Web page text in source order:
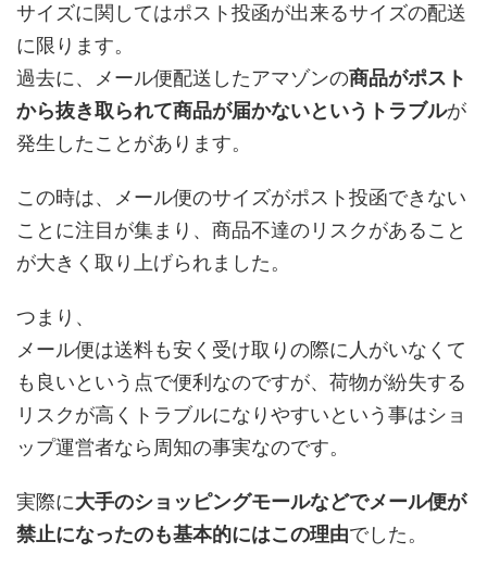
サイズに関してはポスト投函が出来るサイズの配送
に限ります。
過去に、メール便配送したアマゾンの商品がポスト
から抜き取られて商品が届かないというトラブルが
発生したことがあります。
この時は、メール便のサイズがポスト投函できない
ことに注目が集まり、商品不達のリスクがあること
が大きく取り上げられました。
つまり、
メール便は送料も安く受け取りの際に人がいなくて
も良いという点で便利なのですが、荷物が紛失する
リスクが高くトラブルになりやすいという事はショ
ップ運営者なら周知の事実なのです。
実際に大手のショッピングモールなどでメール便が
禁止になったのも基本的にはこの理由でした。